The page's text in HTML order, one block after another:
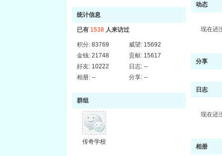
统计信息
已有 1538 人来访过
积分: 83769 威望: 15692
金钱: 21748 贡献: 15617
好友: 10222 日志: --
相册: -- 分享: --
群组
传奇学校
动态
现在还
分享
日志
现在还
相册